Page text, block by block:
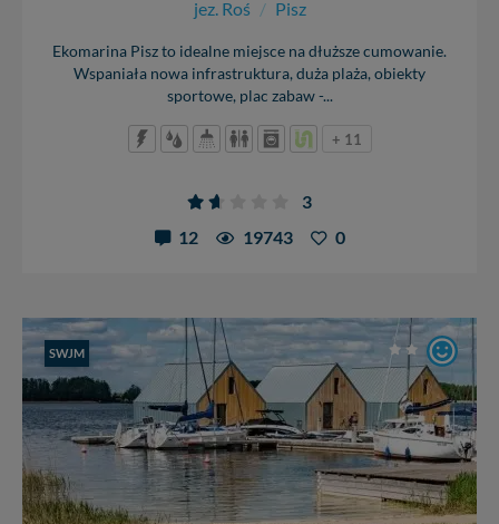
jez. Roś / Pisz
Ekomarina Pisz to idealne miejsce na dłuższe cumowanie.
Wspaniała nowa infrastruktura, duża plaża, obiekty
sportowe, plac zabaw -...
+ 11
3
12
19743 0
SWJM